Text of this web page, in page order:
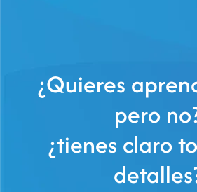
¿Quieres
pero
¿tienes claro